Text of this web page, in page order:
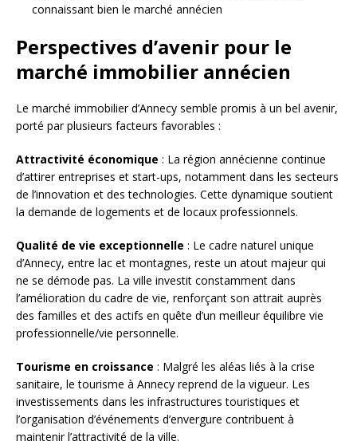
connaissant bien le marché annécien
Perspectives d’avenir pour le
marché immobilier annécien
Le marché immobilier d’Annecy semble promis à un bel avenir,
porté par plusieurs facteurs favorables :
Attractivité économique : La région annécienne continue
d’attirer entreprises et start-ups, notamment dans les secteurs
de l’innovation et des technologies. Cette dynamique soutient
la demande de logements et de locaux professionnels.
Qualité de vie exceptionnelle : Le cadre naturel unique
d’Annecy, entre lac et montagnes, reste un atout majeur qui
ne se démode pas. La ville investit constamment dans
l’amélioration du cadre de vie, renforçant son attrait auprès
des familles et des actifs en quête d’un meilleur équilibre vie
professionnelle/vie personnelle.
Tourisme en croissance : Malgré les aléas liés à la crise
sanitaire, le tourisme à Annecy reprend de la vigueur. Les
investissements dans les infrastructures touristiques et
l’organisation d’événements d’envergure contribuent à
maintenir l’attractivité de la ville.